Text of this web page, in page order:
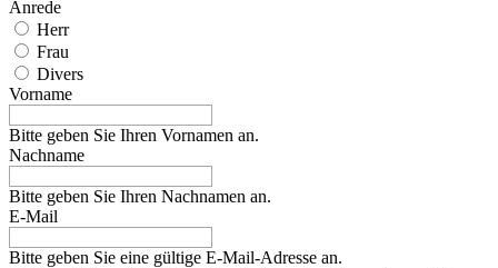
Anrede
Herr
Frau
Divers
Vorname
Bitte geben Sie Ihren Vornamen an.
Nachname
Bitte geben Sie Ihren Nachnamen an.
E-Mail
Bitte geben Sie eine gültige E-Mail-Adresse an.